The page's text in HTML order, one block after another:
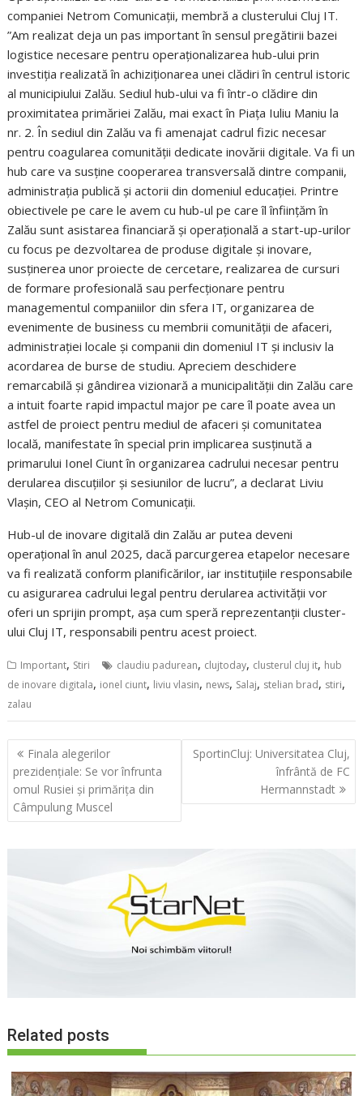
companiei Netrom Comunicații, membră a clusterului Cluj IT.
”Am realizat deja un pas important în sensul pregătirii bazei
logistice necesare pentru operaționalizarea hub-ului prin
investiția realizată în achiziționarea unei clădiri în centrul istoric
al municipiului Zalău. Sediul hub-ului va fi într-o clădire din
proximitatea primăriei Zalău, mai exact în Piața Iuliu Maniu la
nr. 2. În sediul din Zalău va fi amenajat cadrul fizic necesar
pentru coagularea comunității dedicate inovării digitale. Va fi un
hub care va susține cooperarea transversală dintre companii,
administrația publică și actorii din domeniul educației. Printre
obiectivele pe care le avem cu hub-ul pe care îl înființăm în
Zalău sunt asistarea financiară și operațională a start-up-urilor
cu focus pe dezvoltarea de produse digitale și inovare,
susținerea unor proiecte de cercetare, realizarea de cursuri
de formare profesională sau perfecționare pentru
managementul companiilor din sfera IT, organizarea de
evenimente de business cu membrii comunității de afaceri,
administrației locale și companii din domeniul IT și inclusiv la
acordarea de burse de studiu. Apreciem deschidere
remarcabilă și gândirea vizionară a municipalității din Zalău care
a intuit foarte rapid impactul major pe care îl poate avea un
astfel de proiect pentru mediul de afaceri și comunitatea
locală, manifestate în special prin implicarea susținută a
primarului Ionel Ciunt în organizarea cadrului necesar pentru
derularea discuțiilor și sesiunilor de lucru”, a declarat Liviu
Vlașin, CEO al Netrom Comunicații.
Hub-ul de inovare digitală din Zalău ar putea deveni
operațional în anul 2025, dacă parcurgerea etapelor necesare
va fi realizată conform planificărilor, iar instituțiile responsabile
cu asigurarea cadrului legal pentru derularea activității vor
oferi un sprijin prompt, așa cum speră reprezentanții cluster-
ului Cluj IT, responsabili pentru acest proiect.
Important, Stiri claudiu padurean, clujtoday, clusterul cluj it, hub
de inovare digitala, ionel ciunt, liviu vlasin, news, Salaj, stelian brad, stiri,
zalau
Navigare
în
articole
Finala alegerilor
prezidențiale: Se vor înfrunta
omul Rusiei și primărița din
Câmpulung Muscel
SportinCluj: Universitatea Cluj,
înfrântă de FC
Hermannstadt
Related posts